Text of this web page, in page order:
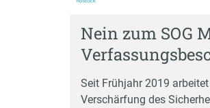
Nein zum SOG
Seit Frühjahr 2019
Verschärfung des